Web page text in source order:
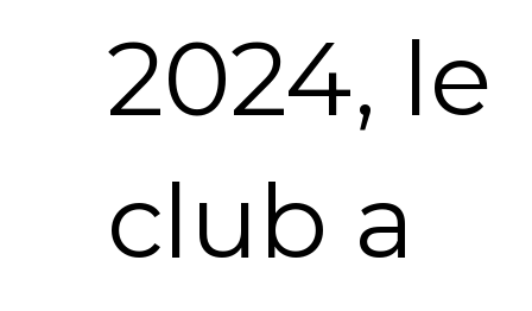
2024, le
club a